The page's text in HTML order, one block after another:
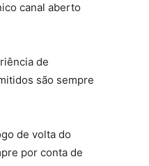
canal aberto
de
são sempre
de volta do
por conta de